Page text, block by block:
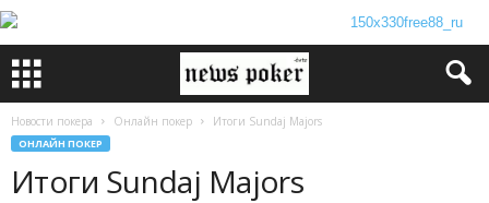
Новости покера Онлайн покер Итоги Sundaj Majors
ОНЛАЙН ПОКЕР
Итоги Sundaj Majors